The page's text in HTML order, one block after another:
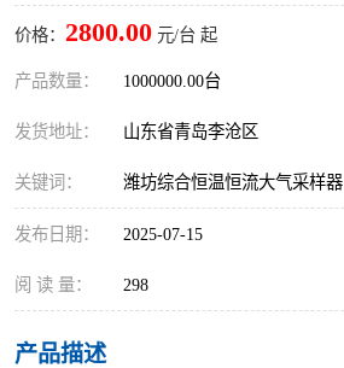
价格： 2800.00 元/台 起
产品数量： 1000000.00台
发货地址： 山东省青岛李沧区
关键词： 潍坊综合恒温恒流大气采样器
发布日期： 2025-07-15
阅 读 量： 298
产品描述
烟尘净化器